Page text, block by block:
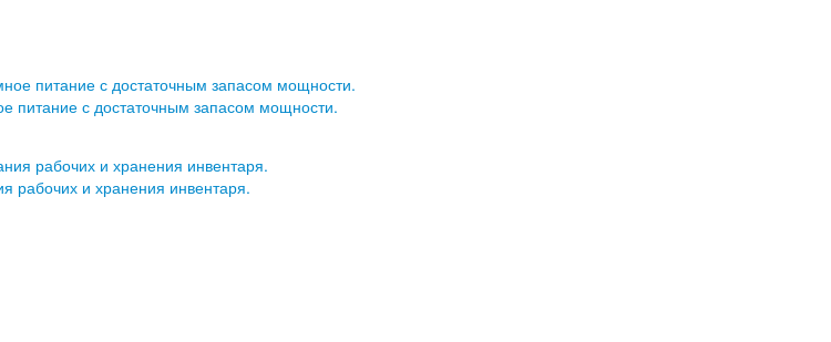
питание с достаточным запасом мощности.
рабочих и хранения инвентаря.